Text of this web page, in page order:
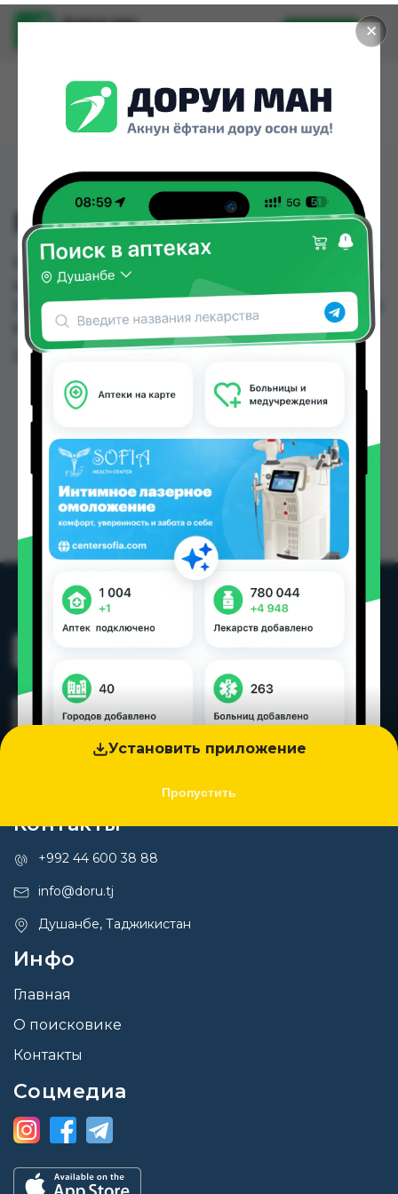
✕
Установить приложение
Пропустить
Доруи ман
Установить
REXONA КОБАЛЬТ
REXONA КОБАЛЬТ можно купить или заказать в
аптеках, Ватан №1, Ватан №2, Ибн Хайян
(Масрур-фарм) по цене от 25.00 TJS до 30.00 TJS
в Душанбе и других городах Таджикистана
Цена: от
25.00 TJS
Контакты
+992 44 600 38 88
info@doru.tj
Душанбе, Таджикистан
Инфо
Главная
О поисковике
Контакты
Соцмедиа